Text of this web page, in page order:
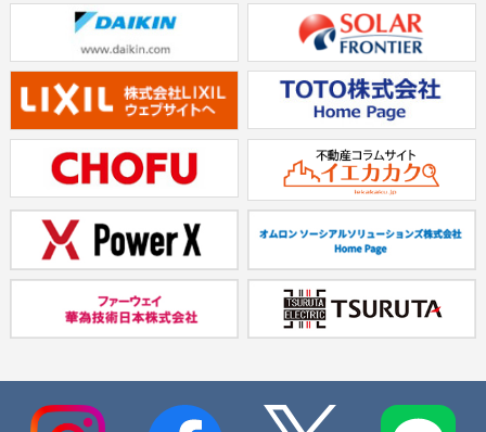
2018/02/04
給湯機の凍結予防について
2018/01/26
中四国支社開設のお知らせ
2018/01/19
展示会「 第6回［国際］風力発電展 ～WIND EXPO 2018
～ 」に出展します
2018/01/16
展示会「 第1回資産運用EXPO ～不動産投資フェア～ 」
に出展します